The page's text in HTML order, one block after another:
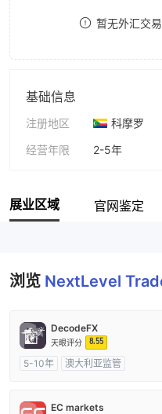
暂无外汇交
基础信息
注册地区
科摩罗
经营年限
2-5年
展业区域 官网鉴定
浏览 NextLevel
DecodeFX
天眼评分 8.55
5-10年
澳大利亚监管
EC markets